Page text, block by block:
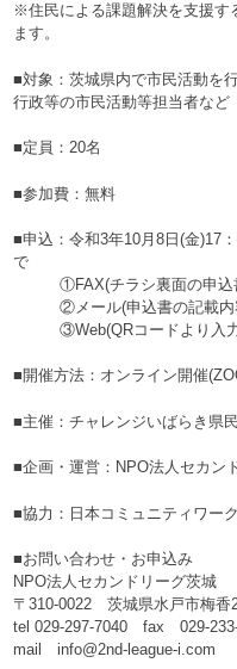
※住民による課題解決を支援す
ます。
■対象：茨城県内で市民活動を
行政等の市民活動等担当者など
■定員：20名
■参加費：無料
■申込：令和3年10月8日(金)17
で
①FAX(チラシ裏面の申込
②メール(申込書の記載内
③Web(QRコードより入力)
■開催方法：オンライン開催
■主催：チャレンジいばらき県
■企画・運営：NPO法人セカン
■協力：日本コミュニティワー
■お問い合わせ・お申込み
NPO法人セカンドリーグ茨城
〒310-0022 茨城県水戸市梅香
tel 029-297-7040 fax 029-
mail info@2nd-league-i.com